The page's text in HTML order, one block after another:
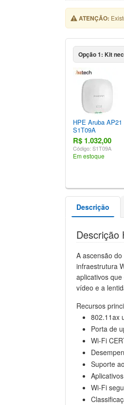
ATENÇÃO:
Opção 1: Kit
HPE Aruba AP21
S1T09A
R$ 1.032,00
Código: S1T09A
Em estoque
Descrição
Descrição
A ascensão
infraestrutura
aplicativos
vídeo e a
Recursos
802.11ax
Porta de
Wi-Fi
Suporte
Wi-Fi